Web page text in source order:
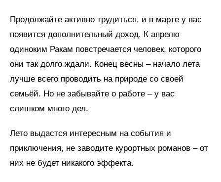
Продолжайте активно трудиться, и в марте у вас
появится дополнительный доход. К апрелю
одиноким Ракам повстречается человек, которого
они так долго ждали. Конец весны – начало лета
лучше всего проводить на природе со своей
семьёй. Но не забывайте о работе – у вас
слишком много дел.
Лето выдастся интересным на события и
приключения, не заводите курортных романов – от
них не будет никакого эффекта.